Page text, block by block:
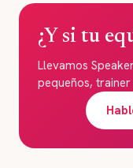
¿Y si tu
Llevamos
pequeños,